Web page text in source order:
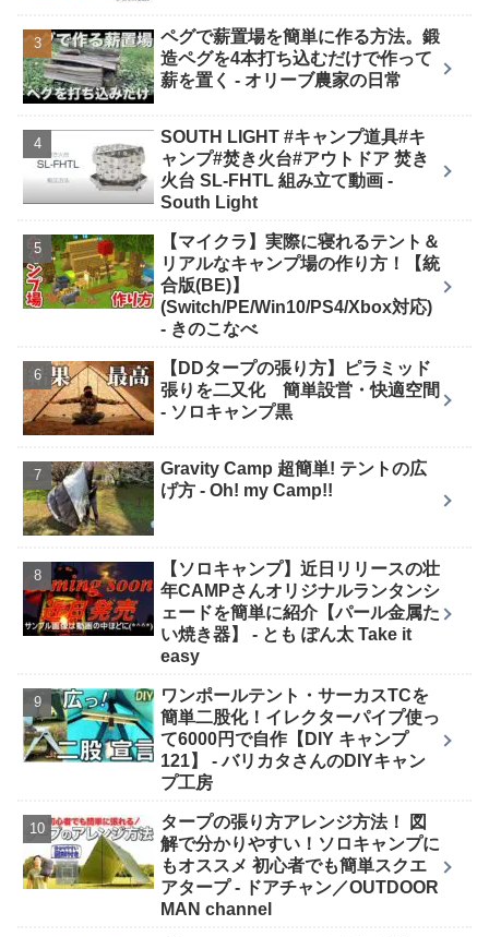
ペグで薪置場を簡単に作る方法。鍛
造ペグを4本打ち込むだけで作って
薪を置く - オリーブ農家の日常
SOUTH LIGHT #キャンプ道具#キ
ャンプ#焚き火台#アウトドア 焚き
火台 SL-FHTL 組み立て動画 -
South Light
【マイクラ】実際に寝れるテント＆
リアルなキャンプ場の作り方！【統
合版(BE)】
(Switch/PE/Win10/PS4/Xbox対応)
- きのこなべ
【DDタープの張り方】ピラミッド
張りを二又化 簡単設営・快適空間
- ソロキャンプ黒
Gravity Camp 超簡単! テントの広
げ方 - Oh! my Camp!!
【ソロキャンプ】近日リリースの壮
年CAMPさんオリジナルランタンシ
ェードを簡単に紹介【パール金属た
い焼き器】 - とも ぽん太 Take it
easy
ワンポールテント・サーカスTCを
簡単二股化！イレクターパイプ使っ
て6000円で自作【DIY キャンプ
121】 - バリカタさんのDIYキャン
プ工房
タープの張り方アレンジ方法！ 図
解で分かりやすい！ソロキャンプに
もオススメ 初心者でも簡単スクエ
アタープ - ドアチャン／OUTDOOR
MAN channel